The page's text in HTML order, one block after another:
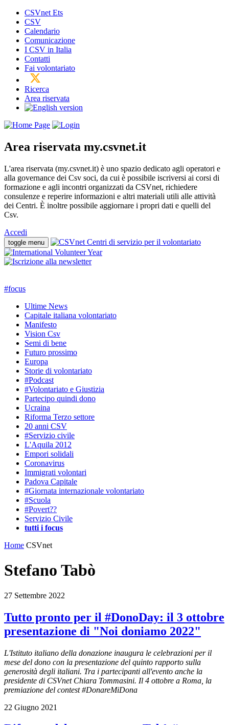
CSVnet Ets
CSV
Calendario
Comunicazione
I CSV in Italia
Contatti
Fai volontariato
Ricerca
Area riservata
Area riservata my.csvnet.it
L'area riservata (my.csvnet.it) è uno spazio dedicato agli operatori e
alla governance dei Csv soci, da cui è possibile iscriversi ai corsi di
formazione e agli incontri organizzati da CSVnet, richiedere
consulenze e reperire informazioni e altri materiali utili alle attività
dei Centri. È inoltre possibile aggiornare i propri dati e quelli del
Csv.
Accedi
toggle menu
#focus
Ultime News
Capitale italiana volontariato
Manifesto
Vision Csv
Semi di bene
Futuro prossimo
Europa
Storie di volontariato
#Podcast
#Volontariato e Giustizia
Partecipo quindi dono
Ucraina
Riforma Terzo settore
20 anni CSV
#Servizio civile
L'Aquila 2012
Empori solidali
Coronavirus
Immigrati volontari
Padova Capitale
#Giornata internazionale volontariato
#Scuola
#Povert??
Servizio Civile
tutti i focus
Home CSVnet
Stefano Tabò
27 Settembre 2022
Tutto pronto per il #DonoDay: il 3 ottobre
presentazione di "Noi doniamo 2022"
L'Istituto italiano della donazione inaugura le celebrazioni per il
mese del dono con la presentazione del quinto rapporto sulla
generosità degli italiani. Tra i partecipanti all'evento anche la
presidente di CSVnet Chiara Tommasini. Il 4 ottobre a Roma, la
premiazione del contest #DonareMiDona
22 Giugno 2021